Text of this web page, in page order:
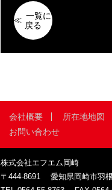
一覧に
戻る
会社概要 所在地地図
お問い合わせ
株式会社エフエム岡崎
〒444-8691
愛知県岡崎市羽